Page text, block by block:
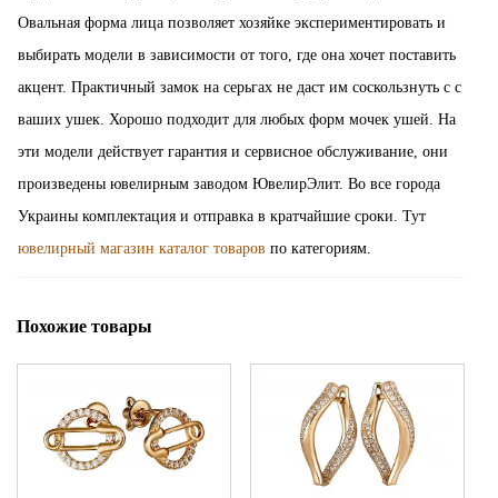
Овальная форма лица позволяет хозяйке экспериментировать и
выбирать модели в зависимости от того, где она хочет поставить
акцент. Практичный замок на серьгах не даст им соскользнуть с с
ваших ушек. Хорошо подходит для любых форм мочек ушей. На
эти модели действует гарантия и сервисное обслуживание, они
произведены ювелирным заводом ЮвелирЭлит. Во все города
Украины комплектация и отправка в кратчайшие сроки. Тут
ювелирный магазин каталог товаров по категориям.
Похожие товары